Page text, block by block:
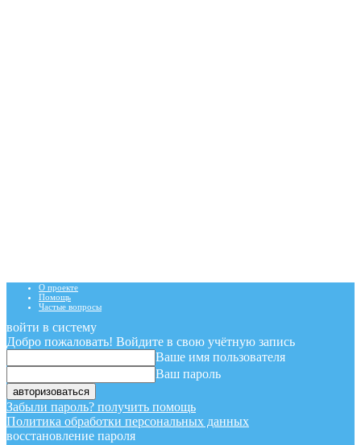
О проекте
Помощь
Частые вопросы
войти в систему
Добро пожаловать! Войдите в свою учётную запись
Ваше имя пользователя
Ваш пароль
Забыли пароль? получить помощь
Политика обработки персональных данных
восстановление пароля